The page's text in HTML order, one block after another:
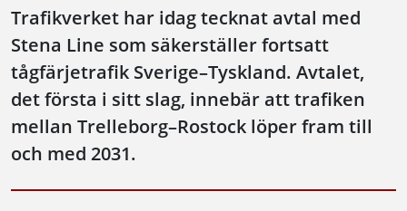
Trafikverket har idag tecknat avtal med
Stena Line som säkerställer fortsatt
tågfärjetrafik Sverige–Tyskland. Avtalet,
det första i sitt slag, innebär att trafiken
mellan Trelleborg–Rostock löper fram till
och med 2031.